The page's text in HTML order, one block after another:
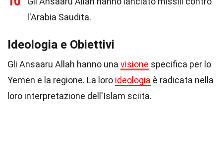
l'Arabia Saudita.
Ideologia e Obiettivi
Gli Ansaaru Allah hanno una visione specifica per lo
Yemen e la regione. La loro ideologia è radicata nella
loro interpretazione dell'Islam sciita.